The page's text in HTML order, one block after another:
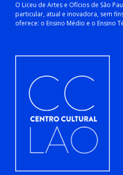
O Liceu de Artes e Ofícios de São
particular, atual e inovadora, sem
oferece: o Ensino Médio e o Ensino